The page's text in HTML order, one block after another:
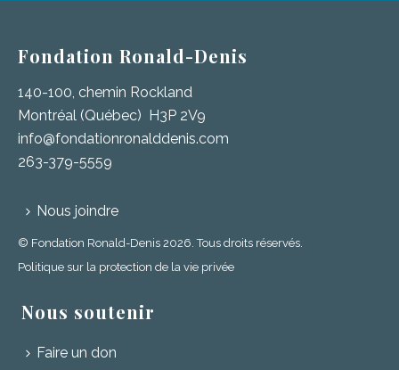
Fondation Ronald-Denis
140-100, chemin Rockland
Montréal (Québec) H3P 2V9
info@fondationronalddenis.com
263-379-5559
Nous joindre
© Fondation Ronald-Denis 2026. Tous droits réservés.
Politique sur la protection de la vie privée
Nous soutenir
Faire un don